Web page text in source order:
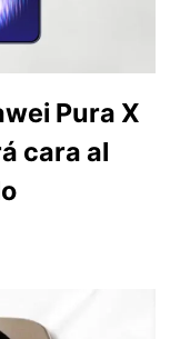
Pura X
cara al